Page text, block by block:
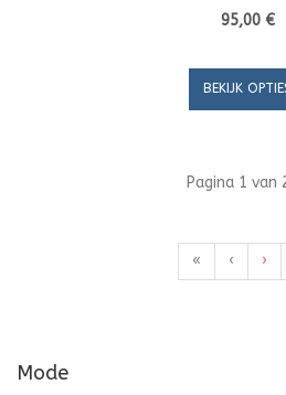
95,00 €
BEKIJK
Pagina 1 van
« ‹ ›
Mode